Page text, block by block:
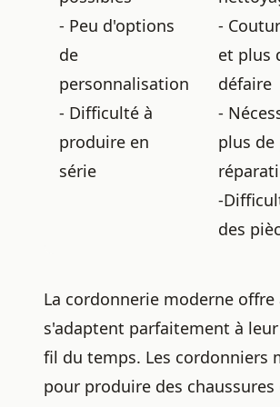
- Peu d'options
de
personnalisation
- Difficulté à
produire en
série
-
et plus
défaire
-
plus de
-
des
La cordonnerie moderne
s'adaptent parfaitement à
fil du temps. Les cordonniers
pour produire des